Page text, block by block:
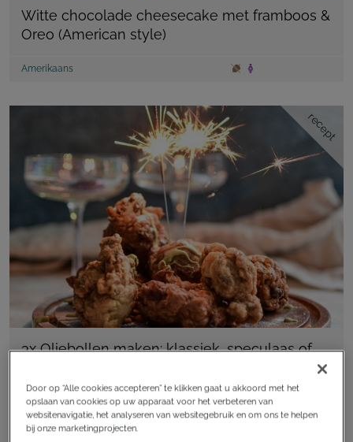
Witte chocolade cheesecake met framboos &
Oreo (American style)
Amerikaans
recept
3x Oliebollen maken: klassiek, speculaas of
Nederlands
Door op “Alle cookies accepteren” te klikken gaat u akkoord met het
opslaan van cookies op uw apparaat voor het verbeteren van
websitenavigatie, het analyseren van websitegebruik en om ons te helpen
bij onze marketingprojecten.